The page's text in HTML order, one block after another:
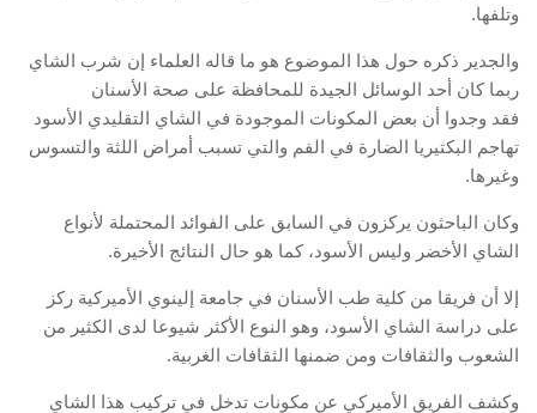
وتلفها.
والجدير ذكره حول هذا الموضوع هو ما قاله العلماء إن شرب الشاي
ربما كان أحد الوسائل الجيدة للمحافظة على صحة الأسنان
فقد وجدوا أن بعض المكونات الموجودة في الشاي التقليدي الأسود
تهاجم البكتيريا الضارة في الفم والتي تسبب أمراض اللثة والتسوس
وغيرها.
وكان الباحثون يركزون في السابق على الفوائد المحتملة لأنواع
الشاي الأخضر وليس الأسود، كما هو حال النتائج الأخيرة.
إلا أن فريقا من كلية طب الأسنان في جامعة إلينوي الأميركية ركز
على دراسة الشاي الأسود، وهو النوع الأكثر شيوعا لدى الكثير من
الشعوب والثقافات ومن ضمنها الثقافات الغربية.
وكشف الفريق الأميركي عن مكونات تدخل في تركيب هذا الشاي